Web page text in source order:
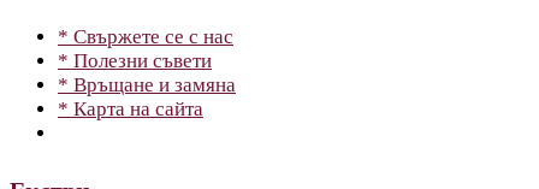
* Свържете се с нас
* Полезни съвети
* Връщане и замяна
* Карта на сайта